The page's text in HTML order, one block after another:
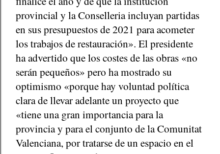
provincial y la Conselleria incluyan partidas
en sus presupuestos de 2021 para acometer
los trabajos de restauración». El presidente
ha advertido que los costes de las obras «no
serán pequeños» pero ha mostrado su
optimismo «porque hay voluntad política
clara de llevar adelante un proyecto que
«tiene una gran importancia para la
provincia y para el conjunto de la Comunitat
Valenciana, por tratarse de un espacio en el